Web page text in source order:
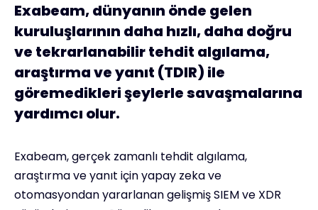
Exabeam, dünyanın önde gelen
kuruluşlarının daha hızlı, daha doğru
ve tekrarlanabilir tehdit algılama,
araştırma ve yanıt (TDIR) ile
göremedikleri şeylerle savaşmalarına
yardımcı olur.
Exabeam, gerçek zamanlı tehdit algılama,
araştırma ve yanıt için yapay zeka ve
otomasyondan yararlanan gelişmiş SIEM ve XDR